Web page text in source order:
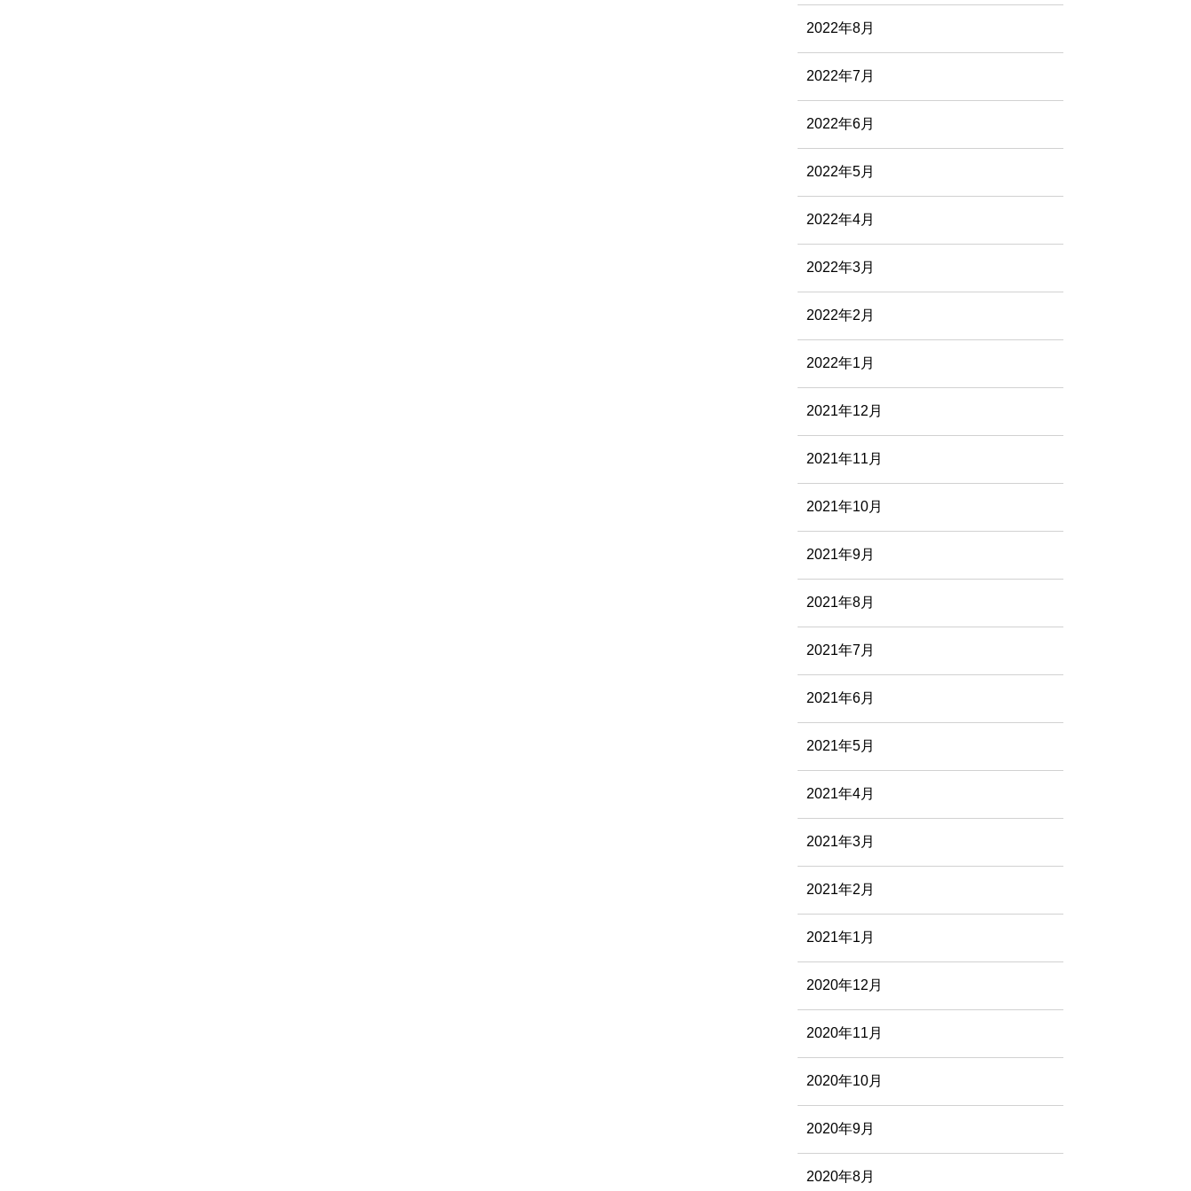
2022年8月
2022年7月
2022年6月
2022年5月
2022年4月
2022年3月
2022年2月
2022年1月
2021年12月
2021年11月
2021年10月
2021年9月
2021年8月
2021年7月
2021年6月
2021年5月
2021年4月
2021年3月
2021年2月
2021年1月
2020年12月
2020年11月
2020年10月
2020年9月
2020年8月